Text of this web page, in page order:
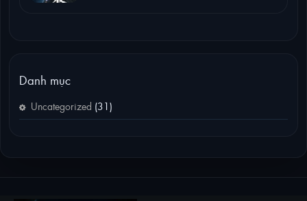
Danh mục
Uncategorized (31)